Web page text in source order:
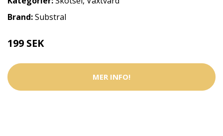
Brand:Substral
199 SEK
MER INFO!